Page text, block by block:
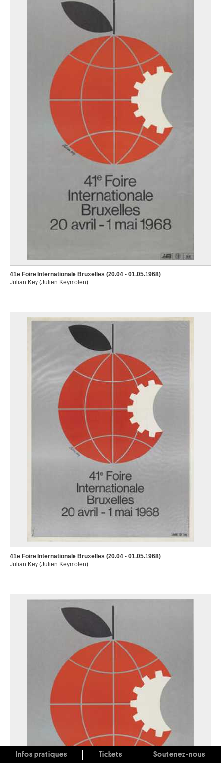
41e Foire Internationale Bruxelles (20.04 - 01.05.1968)
Julian Key (Julien Keymolen)
41e Foire Internationale Bruxelles (20.04 - 01.05.1968)
Julian Key (Julien Keymolen)
Infos pratiques Tickets Soutenez-nous